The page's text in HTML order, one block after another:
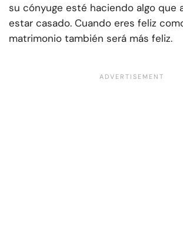
su cónyuge esté haciendo algo que
estar casado. Cuando eres feliz
matrimonio también será más feliz.